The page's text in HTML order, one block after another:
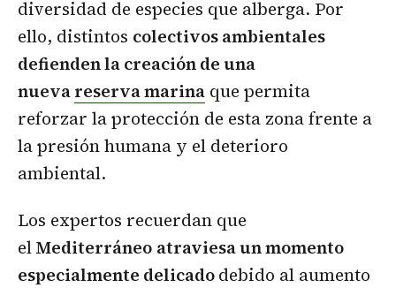
diversidad de especies que alberga. Por
ello, distintos colectivos ambientales
defienden la creación de una
nuevareserva marina que permita
reforzar la protección de esta zona frente a
la presión humana y el deterioro
ambiental.
Los expertos recuerdan que
elMediterráneo atraviesa un momento
especialmente delicadodebido al aumento